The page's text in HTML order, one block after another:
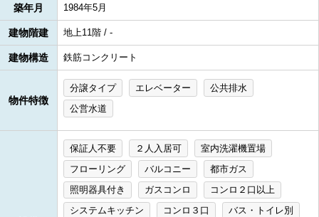
築年月 1984年5月
建物階建 地上11階 / -
建物構造 鉄筋コンクリート
物件特徴
分譲タイプ エレベーター
公共排水
公営水道
保証人不要 ２人入居可
室内洗濯機置場
フローリング
バルコニー
都市ガス
照明器具付き
ガスコンロ
コンロ２口以上
システムキッチン
コンロ３口
バス・トイレ別